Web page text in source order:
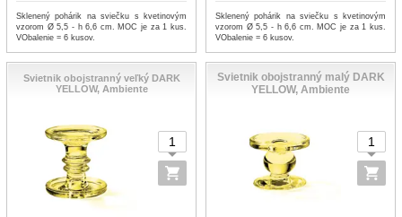
Sklenený pohárik na sviečku s kvetinovým
vzorom Ø 5,5 - h 6,6 cm. MOC je za 1 kus.
VObalenie = 6 kusov.
Sklenený pohárik na sviečku s kvetinovým
vzorom Ø 5,5 - h 6,6 cm. MOC je za 1 kus.
VObalenie = 6 kusov.
Svietnik obojstranný veľký DARK
YELLOW, Ambiente
Svietnik obojstranný malý DARK
YELLOW, Ambiente